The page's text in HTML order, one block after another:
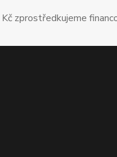
zprostředkujeme